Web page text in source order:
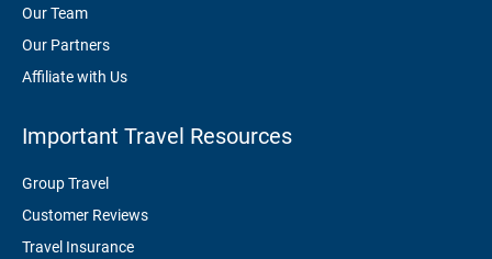
Our Team
Our Partners
Affiliate with Us
Important Travel Resources
Group Travel
Customer Reviews
Travel Insurance